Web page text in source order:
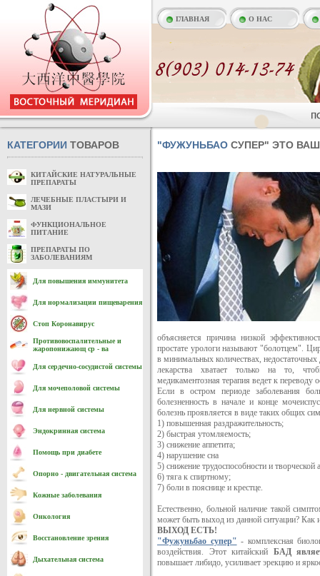
ГЛАВНАЯ О НАС
КАТЕГОРИИ ТОВАРОВ
КИТАЙСКИЕ НАТУРАЛЬНЫЕ
ПРЕПАРАТЫ
ЛЕЧЕБНЫЕ ПЛАСТЫРИ И
МАЗИ
ФУНКЦИОНАЛЬНОЕ
ПИТАНИЕ
ПРЕПАРАТЫ ПО
ЗАБОЛЕВАНИЯМ
Для повышения иммунитета
Для нормализации пищеварения
Стоп Коронавирус
Противовоспалительные и
жаропонижающ ср - ва
Для сердечно-cосудистой системы
Для мочеполовой системы
Для нервной системы
Эндокринная система
Помощь при диабете
Опорно - двигательная система
Кожные заболевания
Онкология
Восстановление зрения
Дыхательная система
"ФУЖУНЬБАО СУПЕР" ЭТО
объясняется причина низкой
простате урологи называют "болотцем".
в минимальных количествах,
лекарства хватает только на то,
медикаментозная терапия ведет к переводу
Если в остром периоде заболевания
болезненность в начале и конце
болезнь проявляется в виде таких общих
1) повышенная раздражительность;
2) быстрая утомляемость;
3) снижение аппетита;
4) нарушение сна
5) снижение трудоспособности и творческой
6) тяга к спиртному;
7) боли в пояснице и крестце.
Естественно, больной наличие такой
может быть выход из данной ситуации? Как
ВЫХОД ЕСТЬ!
"Фужуньбао супер" - комплексная
воздействия. Этот китайский БАД
повышает либидо, усиливает эрекцию и